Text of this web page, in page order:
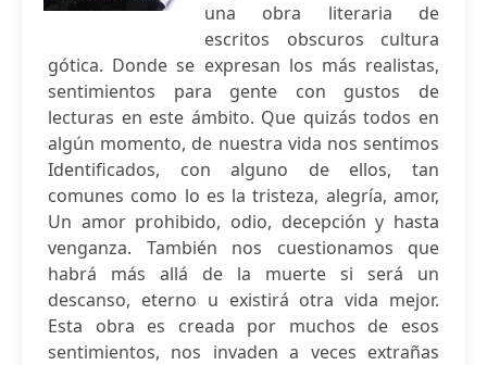
una obra literaria de
escritos obscuros cultura
gótica. Donde se expresan los más realistas,
sentimientos para gente con gustos de
lecturas en este ámbito. Que quizás todos en
algún momento, de nuestra vida nos sentimos
Identificados, con alguno de ellos, tan
comunes como lo es la tristeza, alegría, amor,
Un amor prohibido, odio, decepción y hasta
venganza. También nos cuestionamos que
habrá más allá de la muerte si será un
descanso, eterno u existirá otra vida mejor.
Esta obra es creada por muchos de esos
sentimientos, nos invaden a veces extrañas